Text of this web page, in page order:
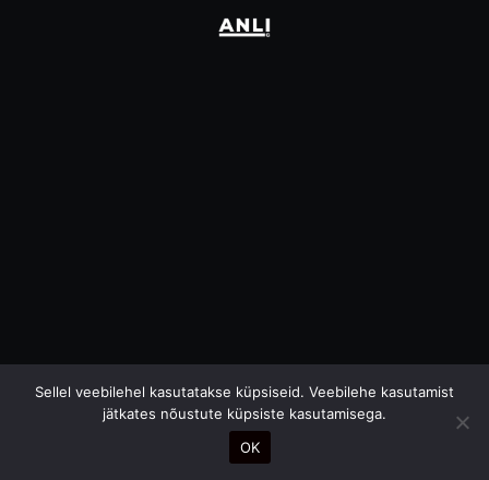
Sellel veebilehel kasutatakse küpsiseid. Veebilehe kasutamist
jätkates nõustute küpsiste kasutamisega.
OK